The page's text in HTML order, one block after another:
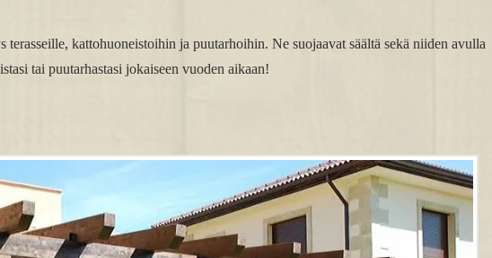
terasseille, kattohuoneistoihin ja puutarhoihin. Ne suojaavat säältä sekä niiden avulla
tai puutarhastasi jokaiseen vuoden aikaan!